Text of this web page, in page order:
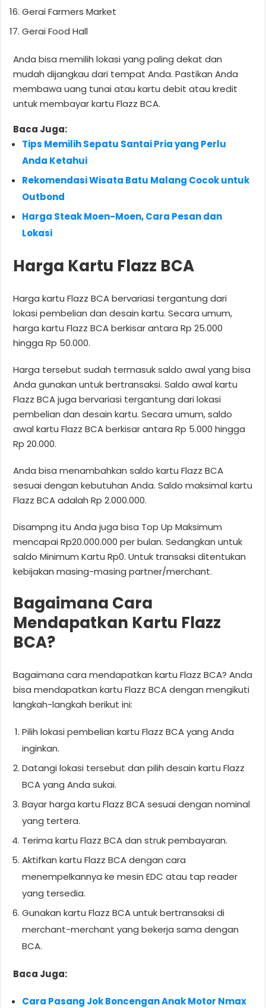
Gerai Farmers Market
Gerai Food Hall
Anda bisa memilih lokasi yang paling dekat dan
mudah dijangkau dari tempat Anda. Pastikan Anda
membawa uang tunai atau kartu debit atau kredit
untuk membayar kartu Flazz BCA.
Baca Juga:
Tips Memilih Sepatu Santai Pria yang Perlu
Anda Ketahui
Rekomendasi Wisata Batu Malang Cocok untuk
Outbond
Harga Steak Moen-Moen, Cara Pesan dan
Lokasi
Harga Kartu Flazz BCA
Harga kartu Flazz BCA bervariasi tergantung dari
lokasi pembelian dan desain kartu. Secara umum,
harga kartu Flazz BCA berkisar antara Rp 25.000
hingga Rp 50.000.
Harga tersebut sudah termasuk saldo awal yang bisa
Anda gunakan untuk bertransaksi. Saldo awal kartu
Flazz BCA juga bervariasi tergantung dari lokasi
pembelian dan desain kartu. Secara umum, saldo
awal kartu Flazz BCA berkisar antara Rp 5.000 hingga
Rp 20.000.
Anda bisa menambahkan saldo kartu Flazz BCA
sesuai dengan kebutuhan Anda. Saldo maksimal kartu
Flazz BCA adalah Rp 2.000.000.
Disampng itu Anda juga bisa Top Up Maksimum
mencapai Rp20.000.000 per bulan. Sedangkan untuk
saldo Minimum Kartu Rp0. Untuk transaksi ditentukan
kebijakan masing-masing partner/merchant.
Bagaimana Cara
Mendapatkan Kartu Flazz
BCA?
Bagaimana cara mendapatkan kartu Flazz BCA? Anda
bisa mendapatkan kartu Flazz BCA dengan mengikuti
langkah-langkah berikut ini:
Pilih lokasi pembelian kartu Flazz BCA yang Anda
inginkan.
Datangi lokasi tersebut dan pilih desain kartu Flazz
BCA yang Anda sukai.
Bayar harga kartu Flazz BCA sesuai dengan nominal
yang tertera.
Terima kartu Flazz BCA dan struk pembayaran.
Aktifkan kartu Flazz BCA dengan cara
menempelkannya ke mesin EDC atau tap reader
yang tersedia.
Gunakan kartu Flazz BCA untuk bertransaksi di
merchant-merchant yang bekerja sama dengan
BCA.
Baca Juga:
Cara Pasang Jok Boncengan Anak Motor Nmax